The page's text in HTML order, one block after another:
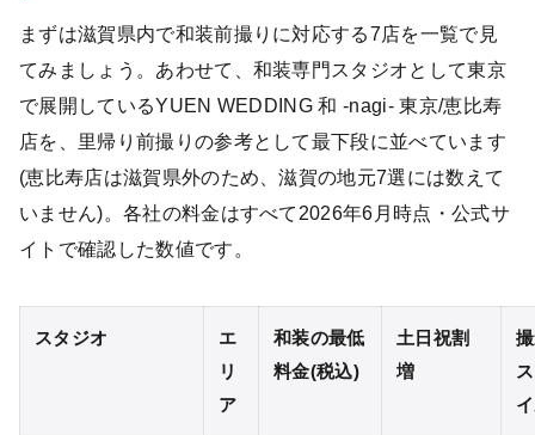
まずは滋賀県内で和装前撮りに対応する7店を一覧で見
てみましょう。あわせて、和装専門スタジオとして東京
で展開しているYUEN WEDDING 和 -nagi- 東京/恵比寿
店を、里帰り前撮りの参考として最下段に並べています
(恵比寿店は滋賀県外のため、滋賀の地元7選には数えて
いません)。各社の料金はすべて2026年6月時点・公式サ
イトで確認した数値です。
スタジオ
エ
リ
ア
和装の最低
料金(税込)
土日祝割
増